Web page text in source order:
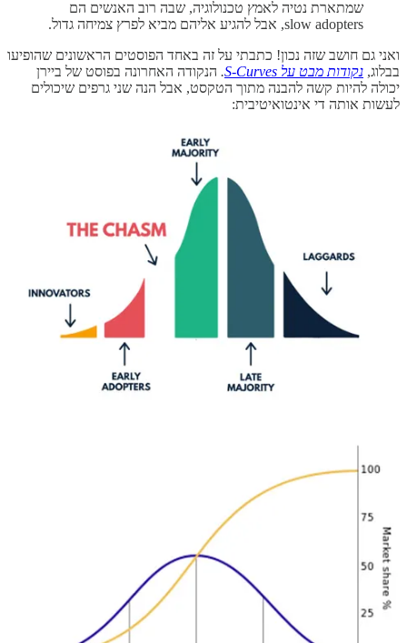
שמתארת נטיה לאמץ טכנולוגיה, שבה רוב האנשים הם
slow adopters, אבל להגיע אליהם מביא לפרץ צמיחה גדול.
ואני גם חושב שזה נכון! כתבתי על זה באחד הפוסטים הראשונים שהופיעו
בבלוג, נקודות מבט על S-Curves . הנקודה האחרונה בפוסט של ביירן
יכולה להיות קשה להבנה מתוך הטקסט, אבל הנה שני גרפים שיכולים
לעשות אותה די אינטואיטיבית:
קרן הגידור האנטי-שבירה
התחוללה סביבו. ספרות רצו מהר על מסך המחשב שלו
לא היה לו מושג למה. לאף אחד לא היה מושג. שווקים
השתוללו מסביב לעולם ללא סיבה נראית לעין. הסוחר בן
ה-27 נשאר מרוכז בפוזיציות שלו. הן לא היו במניות. הן היו
פקדונות דולריים מחוץ לארה״ב, ידועים בשם יורו-דולרים.
למעשה, אלו היו אופציות על היורו-דולר. במשך חודשים